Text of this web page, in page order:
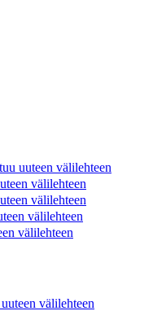
uuteen välilehteen
välilehteen
välilehteen
välilehteen
välilehteen
välilehteen